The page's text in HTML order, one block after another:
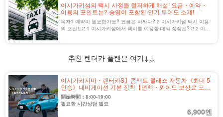
이시가키섬의 택시 사정을 철저하게 해설! 요금・예약・
이용의 포인트는? 송영이 포함된 인기 투어도 소개!
목차1 예약이 필요한가요? 요금은 비싸다? 2 이시가키섬 택시 이용
의 포인트2.1 이시가키섬에서 택시를 이용할 때의 장점은? 2.2 이시
추천 렌터카 플랜은 여기↓↓
이시가키지마・렌터카S】콤팩트 클래스 자동차《최대 5
인승》내비게이션 기본 장착【면책・와이드 보상료 포
함】(No.r-12)
開始時間：8:00-19:00
필요한 시간상담 필요
6,900엔